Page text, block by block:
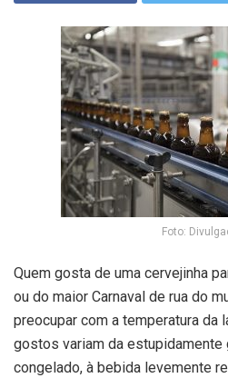
Foto:
Quem gosta de uma cervejinha
ou do maior Carnaval de rua do
preocupar com a temperatura da
gostos variam da estupidamente
congelado, à bebida levemente